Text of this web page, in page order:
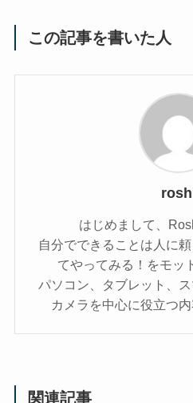
この記事を書いた人
はじめまして、
自分でできることは人に
てやってみる！をモッ
パソコン、タブレット、
カメラを中心に役立つ
関連記事